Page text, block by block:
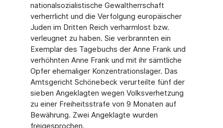
nationalsozialistische Gewaltherrschaft
verherrlicht und die Verfolgung europäischer
Juden im Dritten Reich verharmlost bzw.
verleugnet zu haben. Sie verbrannten ein
Exemplar des Tagebuchs der Anne Frank und
verhöhnten Anne Frank und mit ihr sämtliche
Opfer ehemaliger Konzentrationslager. Das
Amtsgericht Schönebeck verurteilte fünf der
sieben Angeklagten wegen Volksverhetzung
zu einer Freiheitsstrafe von 9 Monaten auf
Bewährung. Zwei Angeklagte wurden
freigesprochen.